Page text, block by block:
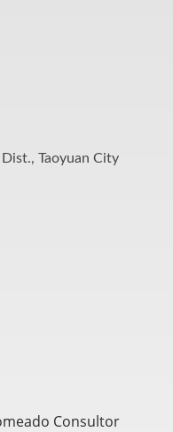
Taoyuan City
Consultor